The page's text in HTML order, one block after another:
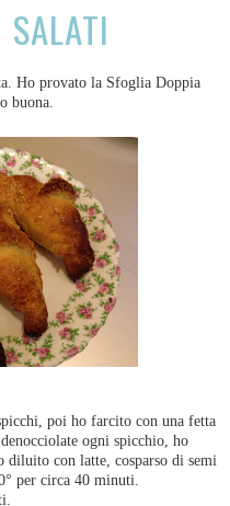
Ho provato la Sfoglia Doppia
buona.
poi ho farcito con una fetta
ogni spicchio, ho
diluito con latte, cosparso di semi
per circa 40 minuti.